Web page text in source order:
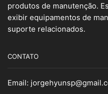
produtos de manutenção.
exibir equipamentos de
suporte relacionados.
CONTATO
Email: